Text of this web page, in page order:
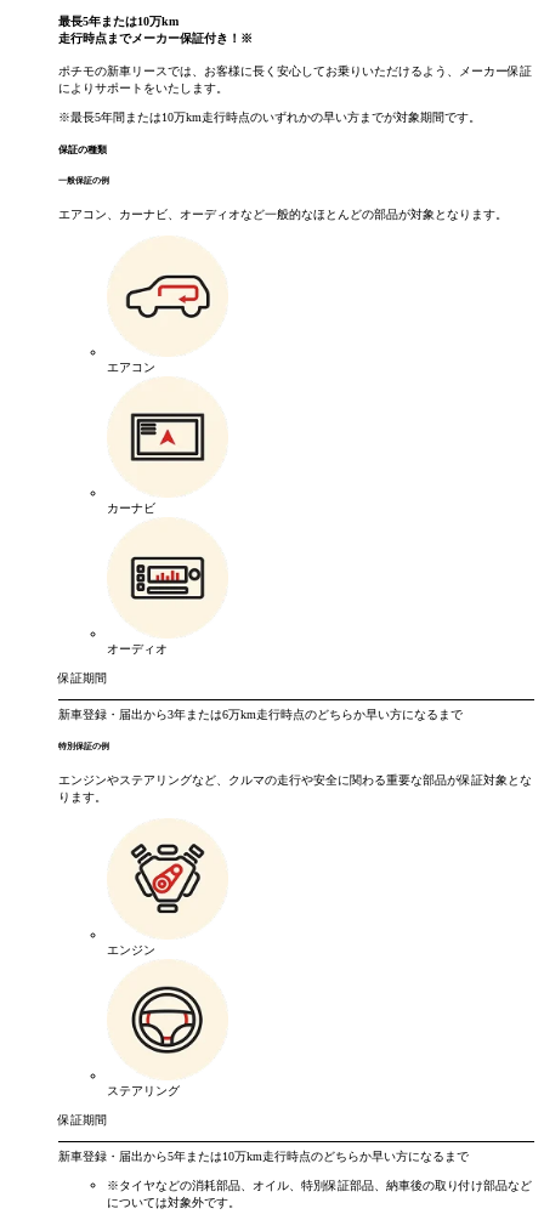
最長5年または10万km
走行時点までメーカー保証付き！ ※
ポチモの新車リースでは、お客様に長く安心してお乗りいただけるよう、メーカー保証
によりサポートをいたします。
※最長5年間または10万km走行時点のいずれかの早い方までが対象期間です。
保証の種類
一般保証の例
エアコン、カーナビ、オーディオなど一般的なほとんどの部品が対象となります。
エアコン
カーナビ
オーディオ
保証期間
新車登録・届出から3年または6万km走行時点のどちらか早い方になるまで
特別保証の例
エンジンやステアリングなど、クルマの走行や安全に関わる重要な部品が保証対象とな
ります。
エンジン
ステアリング
保証期間
新車登録・届出から5年または10万km走行時点のどちらか早い方になるまで
※タイヤなどの消耗部品、オイル、特別保証部品、納車後の取り付け部品など
については対象外です。